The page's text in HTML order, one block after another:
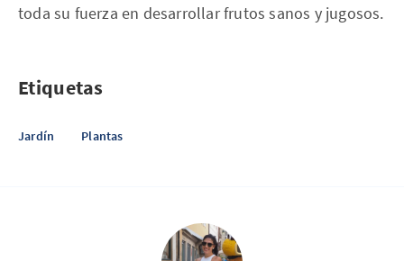
toda su fuerza en desarrollar frutos sanos y jugosos.
Etiquetas
Jardín Plantas